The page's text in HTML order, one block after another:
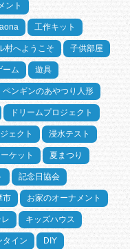
ント
工作キット
村へようこそ 子供部屋
ーム 遊具
ペンギンのあやつり人形
ドリームプロジェクト
ェクト 浸水テスト
ケット 夏まつり
記念日協会
市 お家のオーナメント
キッズハウス
タイン DIY